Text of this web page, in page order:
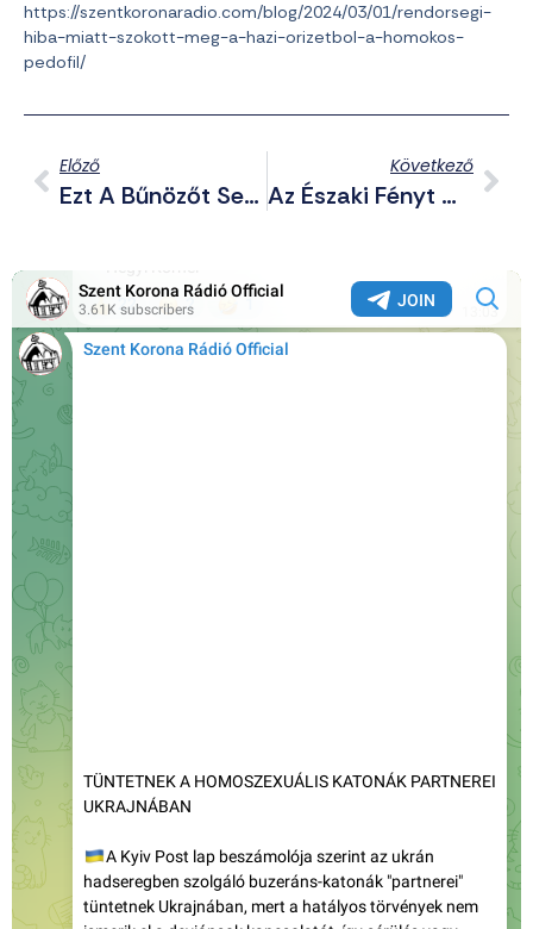
https://szentkoronaradio.com/blog/2024/03/01/rendorsegi-
hiba-miatt-szokott-meg-a-hazi-orizetbol-a-homokos-
pedofil/
Előző
Ezt A Bűnözőt Sem Törte Meg A Börtön…
Következő
Az Északi Fényt Most Látni Lehetett Magyarországról